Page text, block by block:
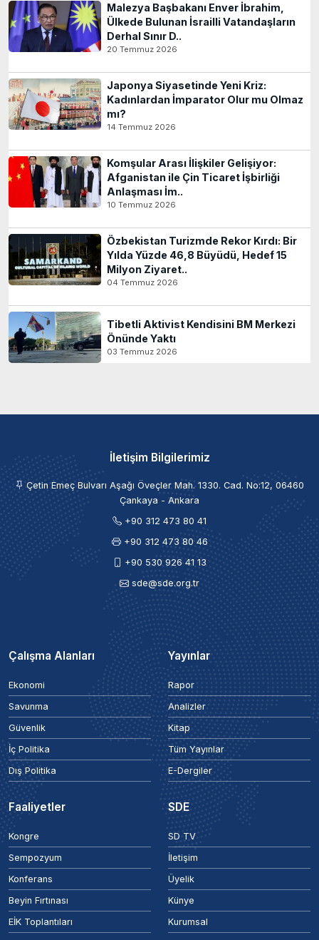
Malezya Başbakanı Enver İbrahim,
Ülkede Bulunan İsrailli Vatandaşların
Derhal Sınır D..
20 Temmuz 2026
Japonya Siyasetinde Yeni Kriz:
Kadınlardan İmparator Olur mu Olmaz
mı?
14 Temmuz 2026
Komşular Arası İlişkiler Gelişiyor:
Afganistan ile Çin Ticaret İşbirliği
Anlaşması İm..
10 Temmuz 2026
Özbekistan Turizmde Rekor Kırdı: Bir
Yılda Yüzde 46,8 Büyüdü, Hedef 15
Milyon Ziyaret..
04 Temmuz 2026
Tibetli Aktivist Kendisini BM Merkezi
Önünde Yaktı
03 Temmuz 2026
İletişim Bilgilerimiz
Çetin Emeç Bulvarı Aşağı Öveçler Mah. 1330. Cad. No:12, 06460
Çankaya - Ankara
+90 312 473 80 41
+90 312 473 80 46
+90 530 926 41 13
sde@sde.org.tr
Çalışma Alanları
Ekonomi
Savunma
Güvenlik
İç Politika
Dış Politika
Yayınlar
Rapor
Analizler
Kitap
Tüm Yayınlar
E-Dergiler
Faaliyetler
Kongre
Sempozyum
Konferans
Beyin Fırtınası
EİK Toplantıları
SDE
SD TV
İletişim
Üyelik
Künye
Kurumsal